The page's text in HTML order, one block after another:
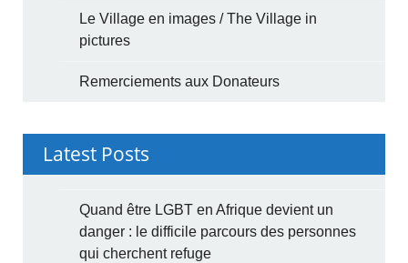
Le Village en images / The Village in
pictures
Remerciements aux Donateurs
Latest Posts
Quand être LGBT en Afrique devient un
danger : le difficile parcours des personnes
qui cherchent refuge